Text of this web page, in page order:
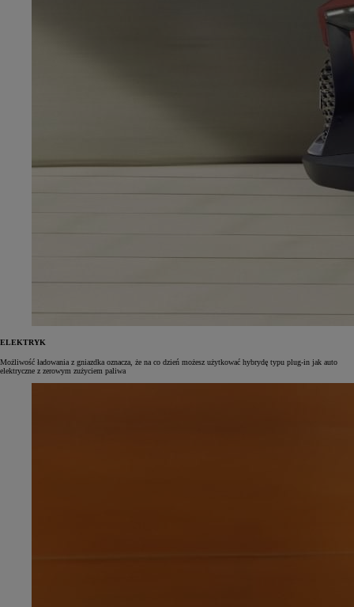
ELEKTRYK
Możliwość ładowania z gniazdka oznacza, że na co dzień możesz użytkować hybrydę typu plug‑in jak auto
elektryczne z zerowym zużyciem paliwa